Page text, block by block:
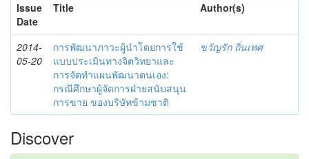
Issue
Date
Title Author(s)
2014-
05-20
การพัฒนาภาวะผู้นำโดยการใช้
แบบประเมินทางจิตวิทยาและ
การจัดทำแผนพัฒนาตนเอง:
กรณีศึกษาผู้จัดการฝ่ายสนับสนุน
การขาย ของบริษัทข้ามชาติ
ขวัญรัก ถิ่นเทศ
Discover